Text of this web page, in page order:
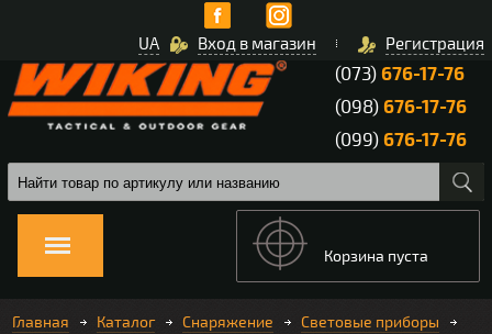
Вход в магазин Регистрация
UA
(073)676-17-76
(098)676-17-76
(099)676-17-76
Корзина пуста
Главная Каталог Снаряжение
Световые приборы